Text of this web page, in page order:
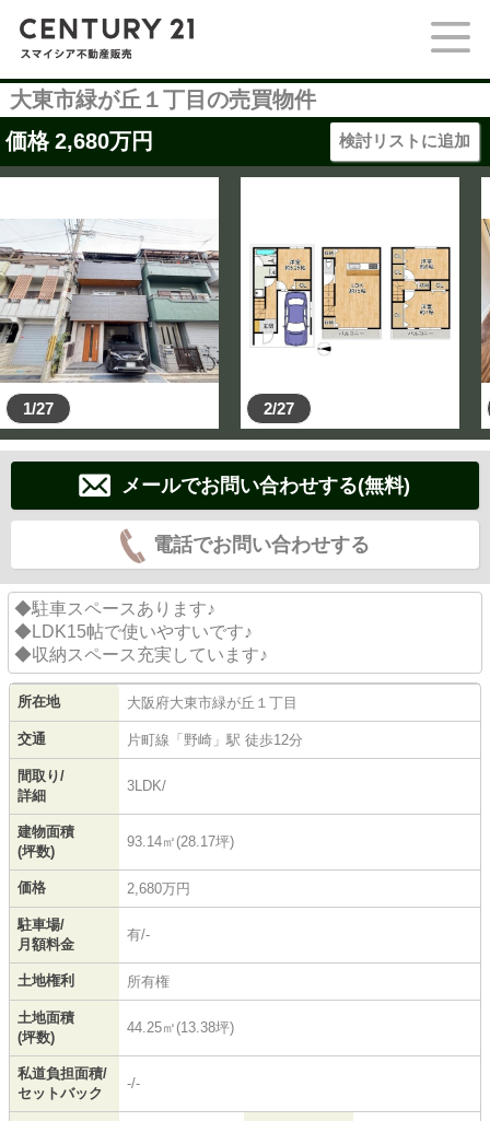
大東市緑が丘１丁目の売買物件
価格 2,680万円 検討リストに追加
1/27 2/27
メールでお問い合わせする(無料)
電話でお問い合わせする
◆駐車スペースあります♪
◆LDK15帖で使いやすいです♪
◆収納スペース充実しています♪
所在地 大阪府大東市緑が丘 １丁目
交通 片町線 「 野崎 」駅 徒歩12分
間取り/
詳細
3LDK/
建物面積
(坪数)
93.14㎡(28.17坪)
価格 2,680万円
駐車場/
月額料金
有/-
土地権利 所有権
土地面積
(坪数)
44.25㎡(13.38坪)
私道負担面積/
セットバック
-/-